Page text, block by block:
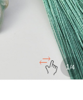
1/4